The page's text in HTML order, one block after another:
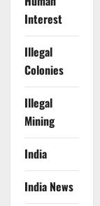
Interest
Illegal
Colonies
Illegal
Mining
India
India News